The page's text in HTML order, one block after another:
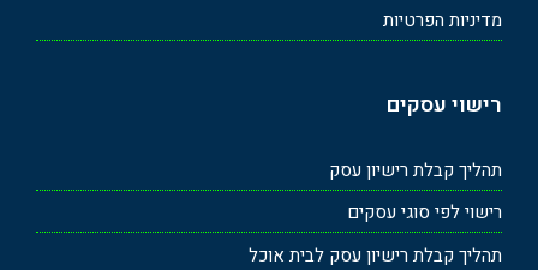
מדיניות הפרטיות
רישוי עסקים
תהליך קבלת רישיון עסק
רישוי לפי סוגי עסקים
תהליך קבלת רישיון עסק לבית אוכל